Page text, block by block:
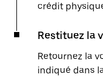
crédit
Restituez la
Retournez la
indiqué dans